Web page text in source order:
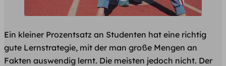
Ein kleiner Prozentsatz an Studenten hat eine richtig
gute Lernstrategie, mit der man große Mengen an
Fakten auswendig lernt. Die meisten jedoch nicht. Der